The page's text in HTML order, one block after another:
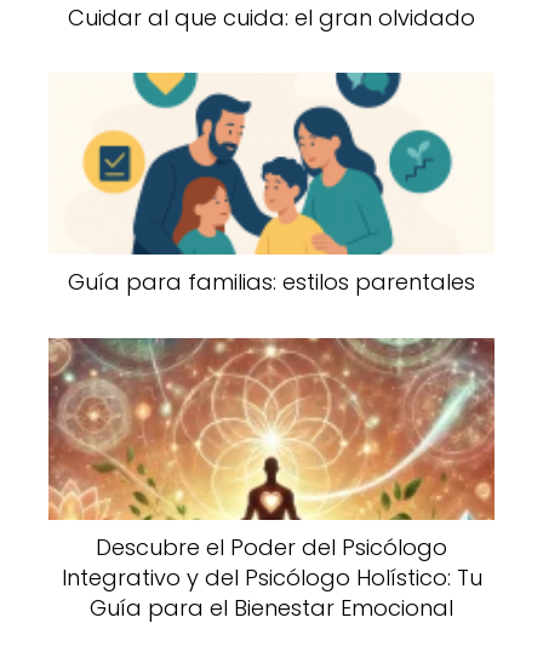
Cuidar al que cuida: el gran olvidado
Guía para familias: estilos parentales
Descubre el Poder del Psicólogo
Integrativo y del Psicólogo Holístico: Tu
Guía para el Bienestar Emocional